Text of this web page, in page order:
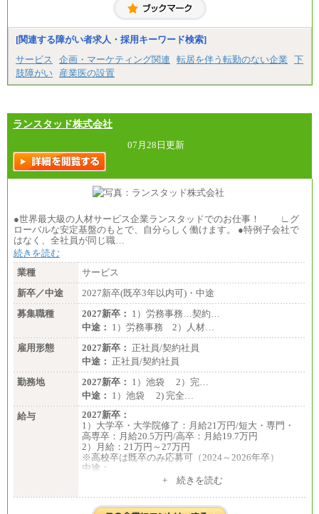
■(株)JTBコミュニケーションデザイン
総合職 月給230,000円
みなし残業手当：20,000円（一律支給）※みなし
残業手当の残業時間は10.43時間。
間に応じて、時間外手当等を支給。
エリアサポート職 月給188,000円
■（株）JTBグローバルマーケティング＆トラベル
訪日事業職 月給202,000～227,000円＋地域間調整
給
※詳細はJTBキャリアサイトよりご確認ください。
■(株)JTBビジネストランスフォーム
総合職 月給205,000～225,000円＋地域間調整給
※詳細はJTBキャリアサイトよりご確認ください。
■(株)JTBデータサービス ※2027年新卒募集終了
※詳細はJTBキャリアサイトよりご確認ください。
■I&Jデジタルイノベーション(株)
総合職 月給224,500～242,600円＋地域手当
※詳細はJTBキャリアサイトよりご確認ください。
＜有期社員コース＞
■(株)JTBビジネストランスフォーム
有期契約職 月給185,000～195,000円
※詳細はJTBキャリアサイトよりご確認ください。
■(株)JTBパブリッシング ※2027年新卒募集終了
総合職 月給241,000円
中途：
①月給227,000円以上
②月給212,000円以上
③月給172,500円以上
④月給23万円～37万円
⑤月給20万円～25万円
⑥月給33万円～48万円
⑦月給271,000円以上
⑧～⑮月給200,000円〜月給400,000円
⑯月給185,000円以上
⑰月給237,000円以上
[関連する障がい者求人・採用キーワード検索]
サービス
企画・マーケティング関連 転居を伴う転勤のない企業
下
肢障がい
産業医の設置
ランスタッド株式会社
07月28日更新
●世界最大級の人材サービス企業ランスタッドでのお仕事！ ∟グ
ローバルな安定基盤のもとで、自分らしく働けます。 ●特例子会社で
はなく、全社員が同じ職…
続きを読む
業種
サービス
新卒／中途
2027新卒(既卒3年以内可)・中途
募集職種
2027新卒： 1）労務事務…契約…
中途： 1）労務事務 2）人材…
雇用形態
2027新卒： 正社員/契約社員
中途： 正社員/契約社員
勤務地
2027新卒： 1）池袋 2）完…
中途： 1）池袋 2) 完全…
給与
2027新卒：
1）大学卒・大学院修了：月給21万円/短大・専門・
高専卒：月給20.5万円/高卒：月給19.7万円
2）月給：21万円～27万円
※高校卒は既卒のみ応募可（2024～2026年卒）
中途：
1）月給：21万円～25万円+ 続きを読む